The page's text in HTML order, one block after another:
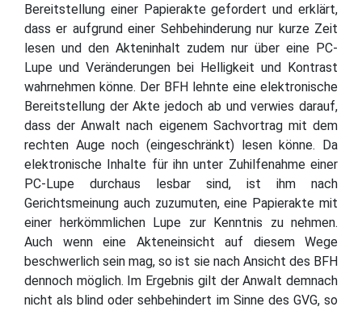
Bereitstellung einer Papierakte gefordert und erklärt,
dass er aufgrund einer Sehbehinderung nur kurze Zeit
lesen und den Akteninhalt zudem nur über eine PC-
Lupe und Veränderungen bei Helligkeit und Kontrast
wahrnehmen könne. Der BFH lehnte eine elektronische
Bereitstellung der Akte jedoch ab und verwies darauf,
dass der Anwalt nach eigenem Sachvortrag mit dem
rechten Auge noch (eingeschränkt) lesen könne. Da
elektronische Inhalte für ihn unter Zuhilfenahme einer
PC-Lupe durchaus lesbar sind, ist ihm nach
Gerichtsmeinung auch zuzumuten, eine Papierakte mit
einer herkömmlichen Lupe zur Kenntnis zu nehmen.
Auch wenn eine Akteneinsicht auf diesem Wege
beschwerlich sein mag, so ist sie nach Ansicht des BFH
dennoch möglich. Im Ergebnis gilt der Anwalt demnach
nicht als blind oder sehbehindert im Sinne des GVG, so